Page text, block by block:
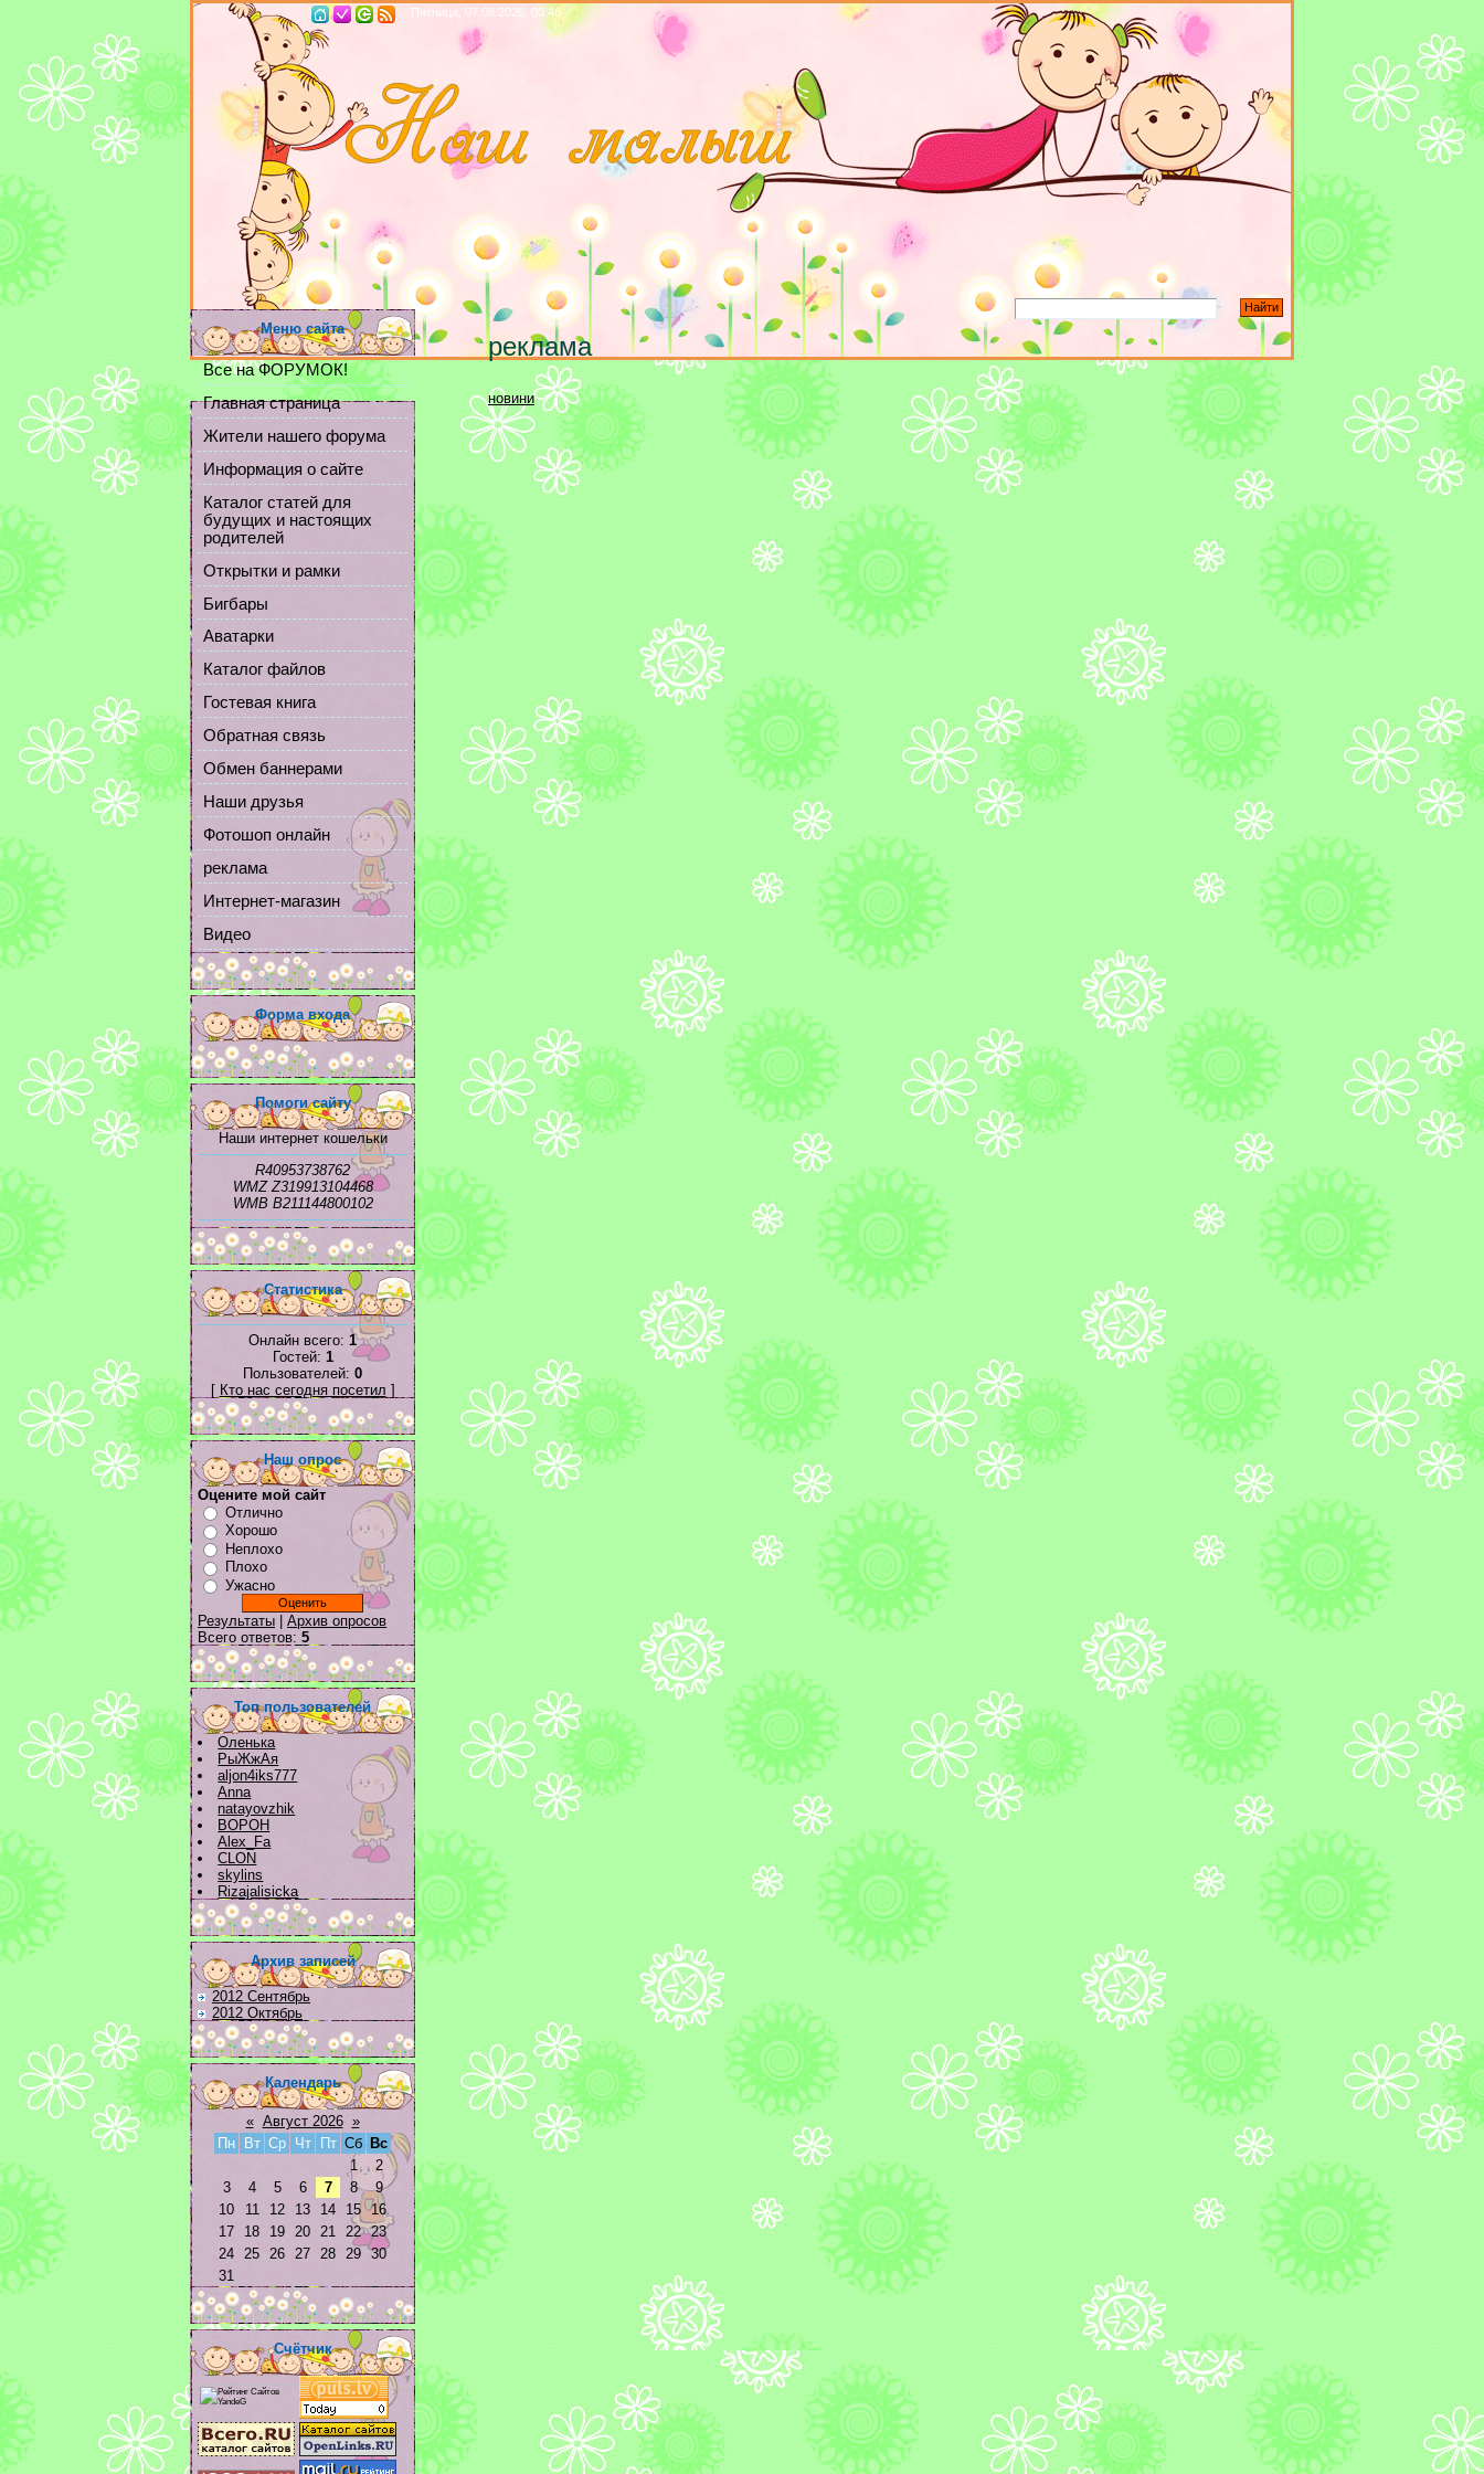
Пятница, 07.08.2026, 00:46
Меню сайта
Все на ФОРУМОК!
Главная страница
Жители нашего форума
Информация о сайте
Каталог статей для
будущих и настоящих
родителей
Открытки и рамки
Бигбары
Аватарки
Каталог файлов
Гостевая книга
Обратная связь
Обмен баннерами
Наши друзья
Фотошоп онлайн
реклама
Интернет-магазин
Видео
Форма входа
Помоги сайту
Наши интернет кошельки
R40953738762
WMZ Z319913104468
WMB B211144800102
Статистика
Онлайн всего: 1
Гостей: 1
Пользователей: 0
[ Кто нас сегодня посетил ]
Наш опрос
Оцените мой сайт
Отлично
Хорошо
Неплохо
Плохо
Ужасно
Результаты
Архив опросов
Всего ответов: 5
Топ пользователей
Оленька
РыЖжАя
aljon4iks777
Anna
natayovzhik
BOPOH
Alex_Fa
CLON
skylins
Rizajalisicka
Архив записей
2012 Сентябрь
2012 Октябрь
Календарь
« Август 2026 »
Пн
Вт Ср Чт Пт Сб Вс
1
2
3
4 5 6 7 8
9
10
11 12 13 14 15 16
17
18 19 20 21 22 23
24 25 26 27 28 29 30
31
Счётчик
реклама
новини